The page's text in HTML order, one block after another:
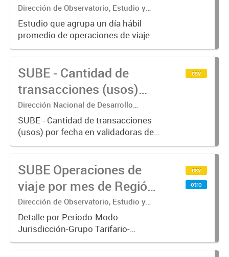
agregados en
hexágonos, por Modo de
transporte y Hora
Dirección de Observatorio, Estudio y
Sistemas – Ministerio de Transporte
Estudio que agrupa un día hábil
promedio de operaciones de viajes
del sistema único de boleto
transporte urbano de pasajeros de
RMBA incluyendo trenes,
subterráneos,...
SUBE - Cantidad de
transacciones (usos)
por fecha
Dirección Nacional de Desarrollo
Tecnológico - Ministerio de Transporte.
SUBE - Cantidad de transacciones
(usos) por fecha en validadoras de
la red SUBE.
csv
SUBE Operaciones de
viaje por mes de Región
Metropolitana de
Buenos Aires
Dirección de Observatorio, Estudio y
Sistemas – Ministerio de Transporte
Detalle por Periodo-Modo-
Jurisdicción-Grupo Tarifario-
Empresa-Línea-Tipo de
csv
otro